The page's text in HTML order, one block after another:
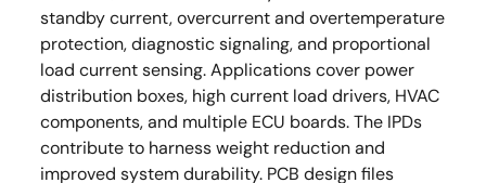
standby current, overcurrent and overtemperature
protection, diagnostic signaling, and proportional
load current sensing. Applications cover power
distribution boxes, high current load drivers, HVAC
components, and multiple ECU boards. The IPDs
contribute to harness weight reduction and
improved system durability. PCB design files